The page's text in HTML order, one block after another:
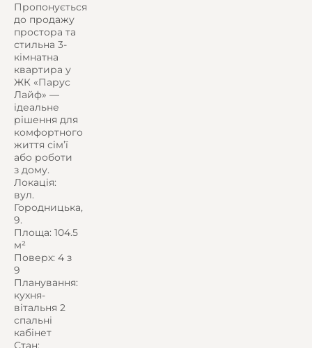
Пропонується
до продажу
простора та
стильна 3-
кімнатна
квартира у
ЖК «Парус
Лайф» —
ідеальне
рішення для
комфортного
життя сім’ї
або роботи
з дому.
Локація:
вул.
Городницька,
9.
Площа: 104.5
м²
Поверх: 4 з
9
Планування:
кухня-
вітальня 2
спальні
кабінет
Стан: